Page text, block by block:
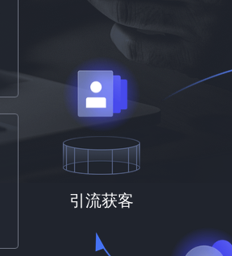
引流获客